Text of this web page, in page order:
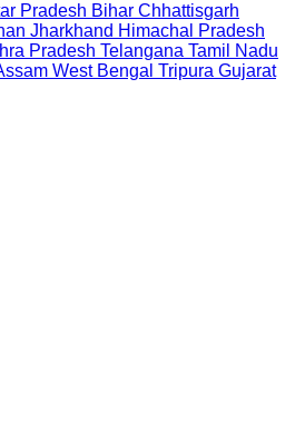
Pradesh Bihar Chhattisgarh
Jharkhand Himachal Pradesh
Pradesh Telangana Tamil Nadu
West Bengal Tripura Gujarat